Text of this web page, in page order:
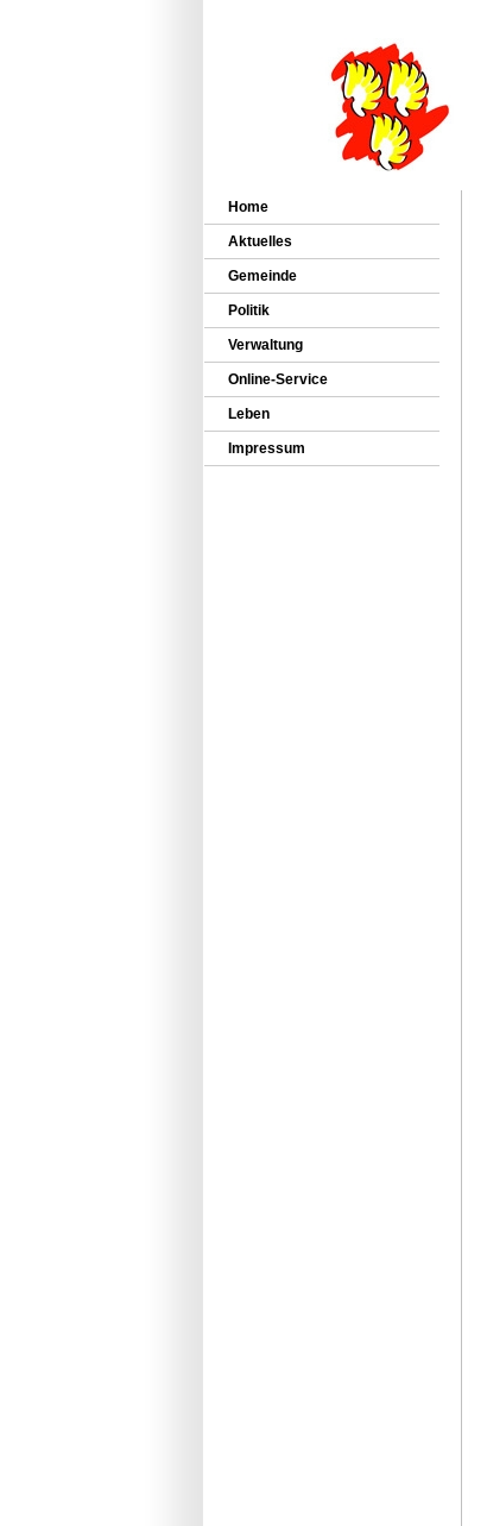
Home
Aktuelles
Gemeinde
Politik
Verwaltung
Online-Service
Leben
Impressum